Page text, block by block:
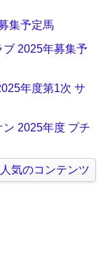
集予定馬
2025年募集予
年度第1次 サ
2025年度 プチ
気のコンテンツ